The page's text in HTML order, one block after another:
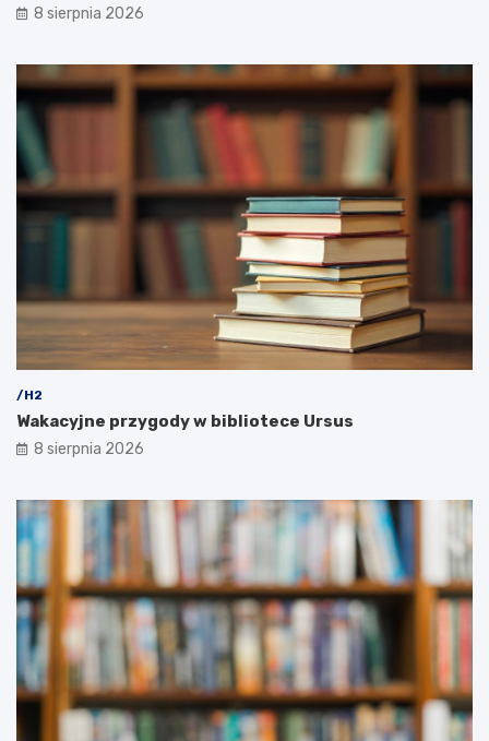
8 sierpnia 2026
/H2
Wakacyjne przygody w bibliotece Ursus
8 sierpnia 2026